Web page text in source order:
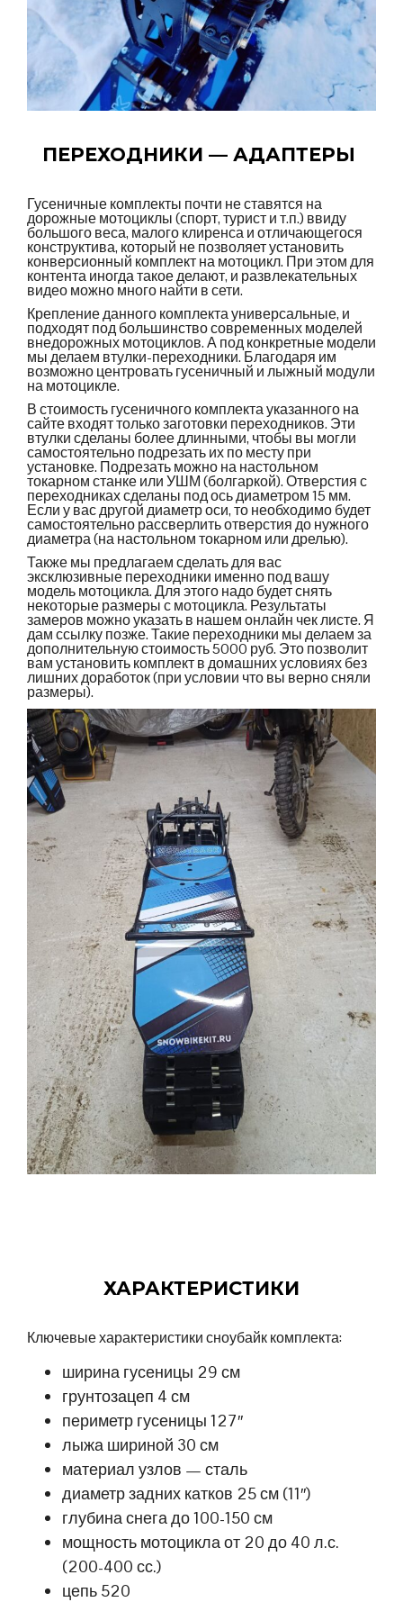
ПЕРЕХОДНИКИ — АДАПТЕРЫ
Гусеничные комплекты почти не ставятся на
дорожные мотоциклы (спорт, турист и т.п.) ввиду
большого веса, малого клиренса и отличающегося
конструктива, который не позволяет установить
конверсионный комплект на мотоцикл. При этом для
контента иногда такое делают, и развлекательных
видео можно много найти в сети.
Крепление данного комплекта универсальные, и
подходят под большинство современных моделей
внедорожных мотоциклов. А под конкретные модели
мы делаем втулки-переходники. Благодаря им
возможно центровать гусеничный и лыжный модули
на мотоцикле.
В стоимость гусеничного комплекта указанного на
сайте входят только заготовки переходников. Эти
втулки сделаны более длинными, чтобы вы могли
самостоятельно подрезать их по месту при
установке. Подрезать можно на настольном
токарном станке или УШМ (болгаркой). Отверстия с
переходниках сделаны под ось диаметром 15 мм.
Если у вас другой диаметр оси, то необходимо будет
самостоятельно рассверлить отверстия до нужного
диаметра (на настольном токарном или дрелью).
Также мы предлагаем сделать для вас
эксклюзивные переходники именно под вашу
модель мотоцикла. Для этого надо будет снять
некоторые размеры с мотоцикла. Результаты
замеров можно указать в нашем онлайн чек листе. Я
дам ссылку позже. Такие переходники мы делаем за
дополнительную стоимость 5000 руб. Это позволит
вам установить комплект в домашних условиях без
лишних доработок (при условии что вы верно сняли
размеры).
ХАРАКТЕРИСТИКИ
Ключевые характеристики сноубайк комплекта:
ширина гусеницы 29 см
грунтозацеп 4 см
периметр гусеницы 127″
лыжа шириной 30 см
материал узлов — сталь
диаметр задних катков 25 см (11″)
глубина снега до 100-150 см
мощность мотоцикла от 20 до 40 л.с.
(200-400 сс.)
цепь 520